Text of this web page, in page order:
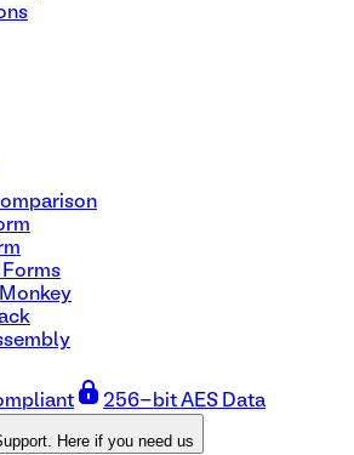
Forms
256-bit AES Data
Here if you need us